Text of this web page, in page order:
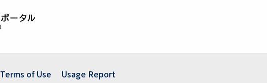
Terms of Use Usage Report